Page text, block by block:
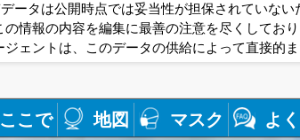
ータは公開時点では妥当性が担保されていな
の情報の内容を編集に最善の注意を尽くしてお
ジェントは、このデータの供給によって直接的
ここで 地図 マスク よ